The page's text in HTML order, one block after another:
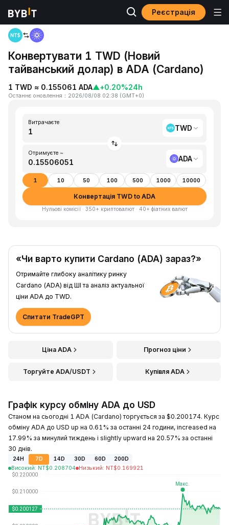
Реєстрація
Головна
Конвертувати 1 TWD (Новий
тайванський долар) в ADA (Cardano)
1 TWD ≈ 0.155061 ADA▲+0.20%24h
Останнє оновлення ： 2026/08/08 02:38 (GMT+0)
Витрачаєте
TWD
Отримуєте ~
ADA
1 10 50 100 500 1000 10000
Конвертація TWD to ADA
Нульові комісії · 350+ криптовалют · 40+ фіатних валют
«Чи варто купити Cardano (ADA) зараз?»
Отримайте глибоку аналітику ринку
Cardano (ADA) від ШІ та аналіз актуальної
ціни ADA до TWD.
Спитати TradeGPT
Ціна ADA Прогноз ціни
Торгуйте ADA/USDT Купівля ADA
Графік курсу обміну ADA до USD
Станом на сьогодні 1 ADA (Cardano) торгується за $0.200174. Курс
обміну ADA до USD up на 0.61% за останні 24 години, increased на
17.99% за минулий тиждень і slightly upward на 20.57% за останні
30 днів.
24H 7D 14D 30D 60D
200D
Високий: NT$0.208704 Низький: NT$0.169921